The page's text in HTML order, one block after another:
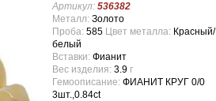
Артикул: 536382
Металл: Золото
Проба: 585 Цвет металла: Красный/
белый
Вставки: Фианит
Вес изделия: 3.9 г
Гемоописание: ФИАНИТ КРУГ 0/0
3шт.,0.84ct